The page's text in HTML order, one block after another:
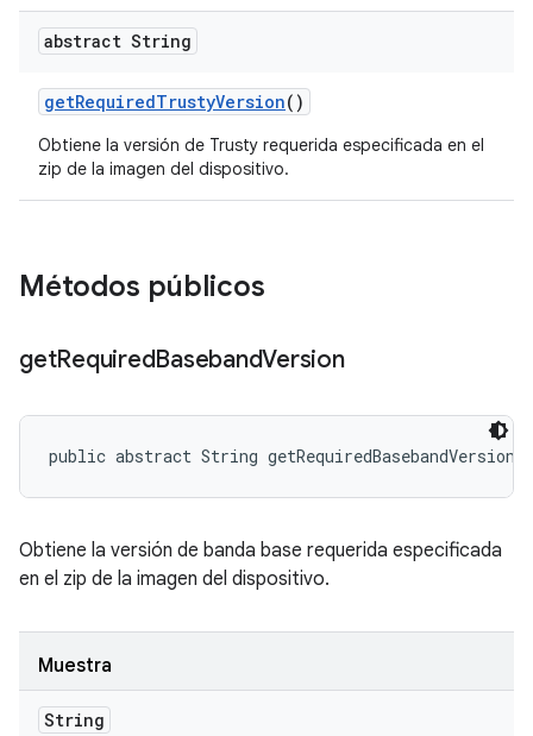
abstract String
getRequiredTrustyVersion()
Obtiene la versión de Trusty requerida especificada en el
zip de la imagen del dispositivo.
Métodos públicos
getRequiredBasebandVersion
public abstract String getRequiredBasebandVersion
Obtiene la versión de banda base requerida especificada
en el zip de la imagen del dispositivo.
Muestra
String